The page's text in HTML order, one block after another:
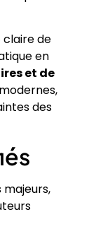
de
en
et de
des